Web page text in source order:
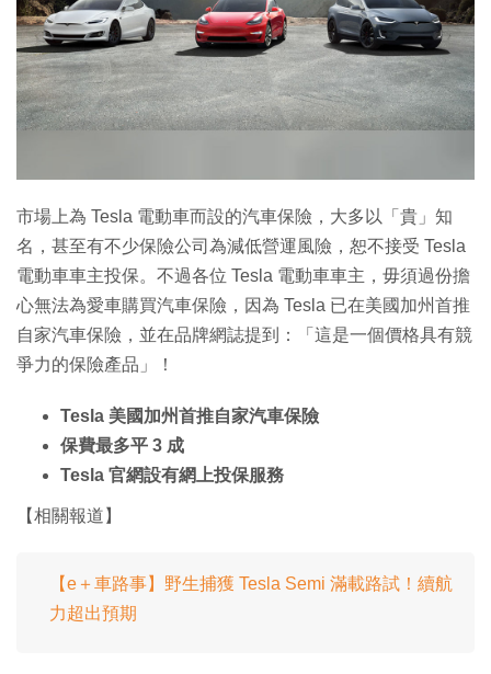
Enterprise Digital Transformation
特集
市場上為 Tesla 電動車而設的汽車保險，大多以「貴」知
名，甚至有不少保險公司為減低營運風險，恕不接受 Tesla
電動車車主投保。不過各位 Tesla 電動車車主，毋須過份擔
心無法為愛車購買汽車保險，因為 Tesla 已在美國加州首推
自家汽車保險，並在品牌網誌提到：「這是一個價格具有競
爭力的保險產品」！
Tesla 美國加州首推自家汽車保險
保費最多平 3 成
Tesla 官網設有網上投保服務
【相關報道】
【e＋車路事】野生捕獲 Tesla Semi 滿載路試！續航
力超出預期